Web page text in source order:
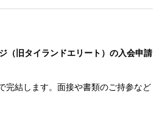
（旧タイランドエリート）の入会申請
完結します。面接や書類のご持参など